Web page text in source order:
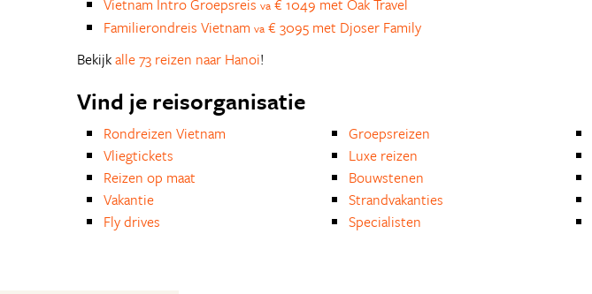
Vietnam Intro Groepsreis va € 1049 met Oak Travel
Familierondreis Vietnam va € 3095 met Djoser Family
Bekijkalle 73 reizen naar Hanoi!
Vind je reisorganisatie
Rondreizen Vietnam
Vliegtickets
Reizen op maat
Vakantie
Fly drives
Groepsreizen
Luxe reizen
Bouwstenen
Strandvakanties
Specialisten